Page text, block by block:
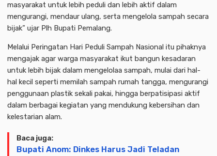
masyarakat untuk lebih peduli dan lebih aktif dalam
mengurangi, mendaur ulang, serta mengelola sampah secara
bijak” ujar Plh Bupati Pemalang.
Melalui Peringatan Hari Peduli Sampah Nasional itu pihaknya
mengajak agar warga masyarakat ikut bangun kesadaran
untuk lebih bijak dalam mengelolaa sampah, mulai dari hal-
hal kecil seperti memilah sampah rumah tangga, mengurangi
penggunaan plastik sekali pakai, hingga berpatisipasi aktif
dalam berbagai kegiatan yang mendukung kebersihan dan
kelestarian alam.
Baca juga:
Bupati Anom: Dinkes Harus Jadi Teladan